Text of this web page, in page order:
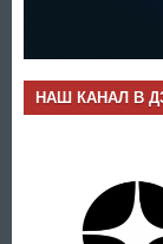
НАШ КАНАЛ В